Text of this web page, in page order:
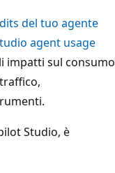
del tuo agente
agent usage
impatti sul consumo
Studio, è